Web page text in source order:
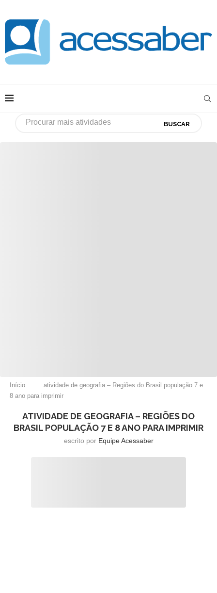
BUSCAR
Início
atividade de geografia – Regiões do Brasil população 7 e
8 ano para imprimir
ATIVIDADE DE GEOGRAFIA – REGIÕES DO
BRASIL POPULAÇÃO 7 E 8 ANO PARA IMPRIMIR
escrito por Equipe Acessaber